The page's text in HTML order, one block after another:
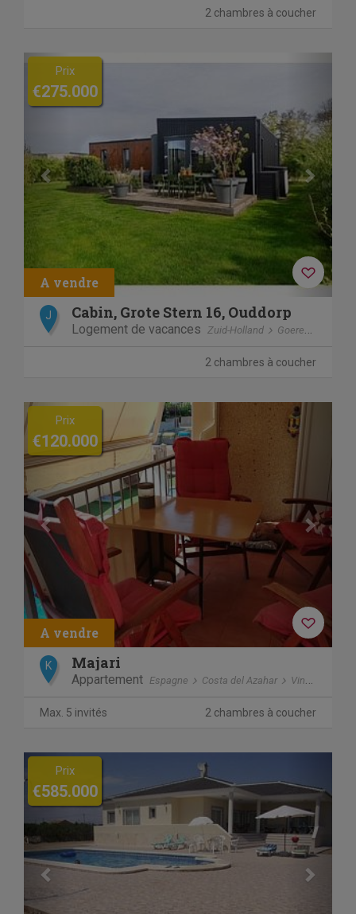
2 chambres à coucher
Previous
Prix
€275.000
J Cabin, Grote Stern 16, Ouddorp
Logement de vacances Zuid-Holland Goeree-Overflakkee
2 chambres à coucher
Previous
Prix
€120.000
K Majari
Appartement Espagne Costa del Azahar Vinaros (castellon)
Max. 5 invités 2 chambres à coucher
Previous
Prix
€585.000